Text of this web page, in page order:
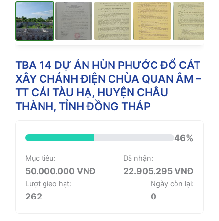
TBA 14 DỰ ÁN HÙN PHƯỚC ĐỔ CÁT
XÂY CHÁNH ĐIỆN CHÙA QUAN ÂM –
TT CÁI TÀU HẠ, HUYỆN CHÂU
THÀNH, TỈNH ĐỒNG THÁP
46%
Mục tiêu:
50.000.000 VNĐ
Đã nhận:
22.905.295 VNĐ
Lượt gieo hạt:
262
Ngày còn lại:
0